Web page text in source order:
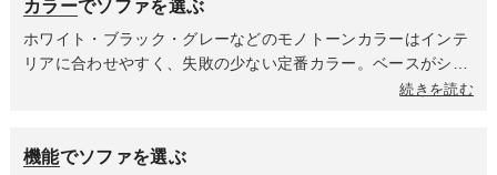
は高級感があり、耐久性や汚れの手入れのしやすさに優れてい
ます。しっかりメンテナンスすることで長く愛用していただけ
ます。
カラーでソファを選ぶ
ホワイト・ブラック・グレーなどのモノトーンカラーはインテ
リアに合わせやすく、失敗の少ない定番カラー。ベースがシン
プルなのでクッションなどで柄や色味を加えてアレンジを楽し
かにしてくれます。壁や床の色との相性を意識しながら、お部
続きを読む
機能でソファを選ぶ